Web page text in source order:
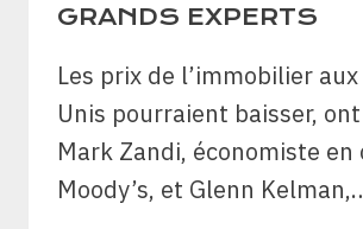
GRANDS EXPERTS
Les prix de l’immobilier
Unis pourraient baisser,
Mark Zandi, économiste en
Moody’s, et Glenn